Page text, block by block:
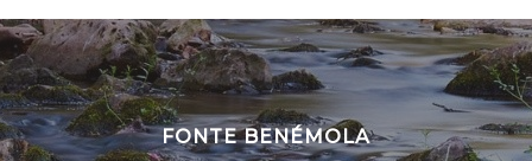
FONTE BENÉMOLA